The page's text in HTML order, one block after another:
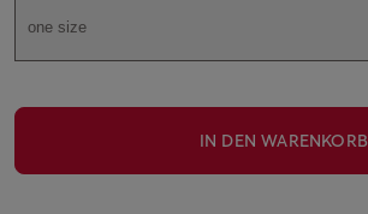
one size
IN DEN WARENKORB